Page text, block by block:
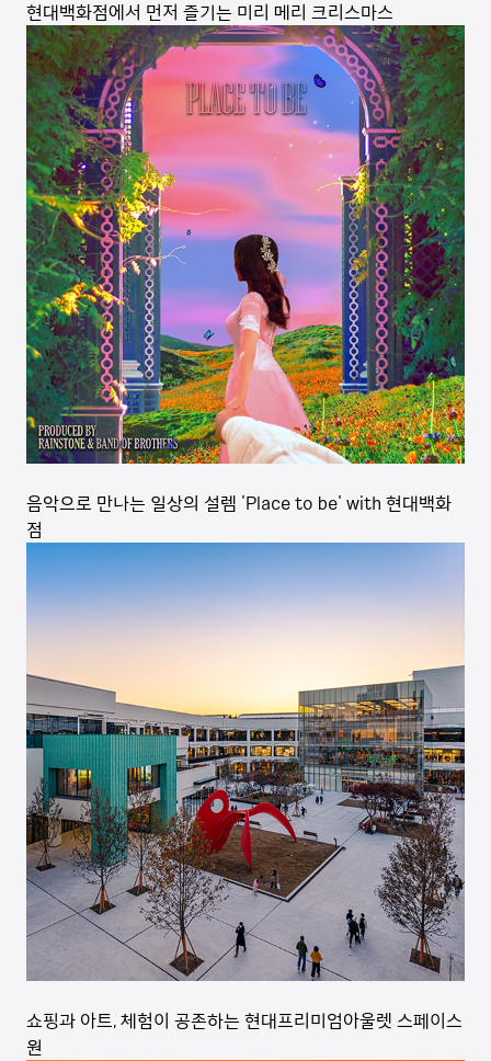
현대백화점에서 먼저 즐기는 미리 메리 크리스마스
음악으로 만나는 일상의 설렘 'Place to be' with 현대백화
점
쇼핑과 아트, 체험이 공존하는 현대프리미엄아울렛 스페이스
원